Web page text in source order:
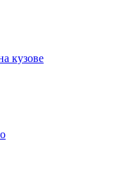
кузове